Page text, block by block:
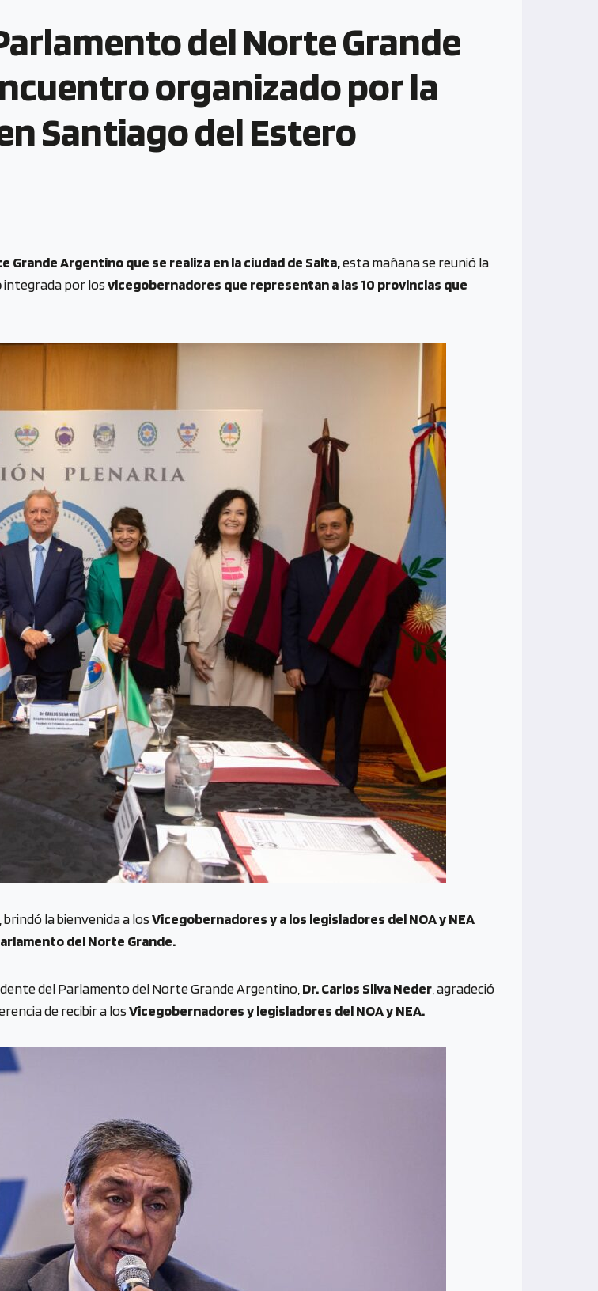
del Norte Grande
organizado por la
Santiago del Estero
Grande Argentino que se realiza en la ciudad de Salta,esta mañana se reunió la
integrada por losvicegobernadores que representan a las 10 provincias que
, brindó la bienvenida a losVicegobernadores y a los legisladores del NOA y NEA
del Norte Grande.
del Parlamento del Norte Grande Argentino, Dr. Carlos Silva Neder , agradeció
de recibir a losVicegobernadores y legisladores del NOA y NEA.